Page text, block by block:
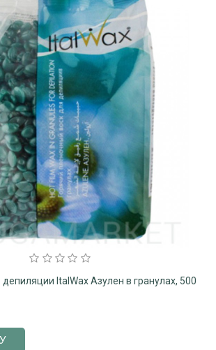
депиляции ItalWax Азулен в гранулах, 500